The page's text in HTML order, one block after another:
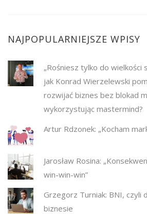
NAJPOPULARNIEJSZE WPISY
„Rośniesz tylko do wielkości
jak Konrad Wierzelewski
rozwijać biznes bez blokad
wykorzystując mastermind?
Artur Rdzonek: „Kocham
Jarosław Rosina:
win-win-win”
Grzegorz Turniak: BNI, czyli
biznesie